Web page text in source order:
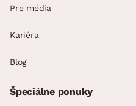
Pre média
Kariéra
Blog
Špeciálne ponuky